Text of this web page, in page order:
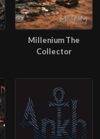
Millenium The
Collector